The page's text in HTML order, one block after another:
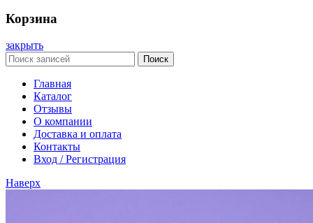
Корзина
закрыть
Поиск
Главная
Каталог
Отзывы
О компании
Доставка и оплата
Контакты
Вход / Регистрация
Наверх